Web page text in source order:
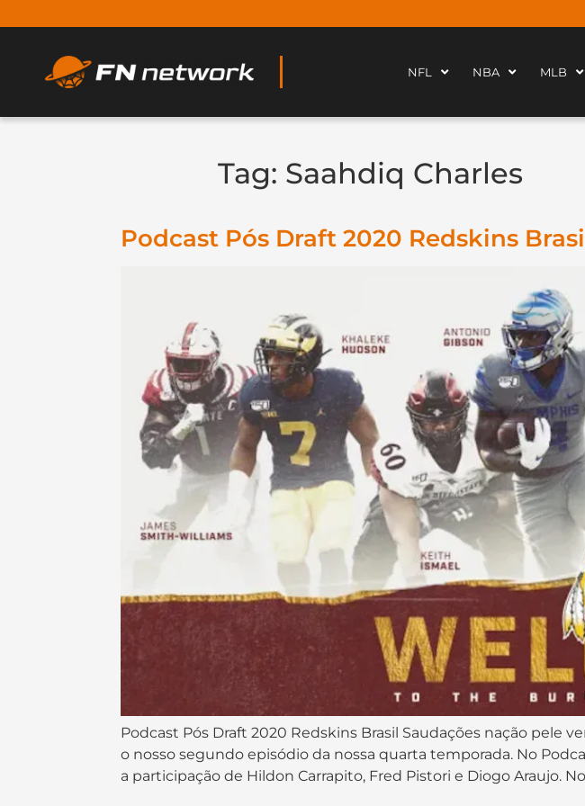
NFL NBA MLB
Tag: Saahdiq Charles
Podcast Pós Draft 2020 Redskins
Podcast Pós Draft 2020 Redskins Brasil Saudações nação pele
o nosso segundo episódio da nossa quarta temporada. No
a participação de Hildon Carrapito, Fred Pistori e Diogo Araujo.